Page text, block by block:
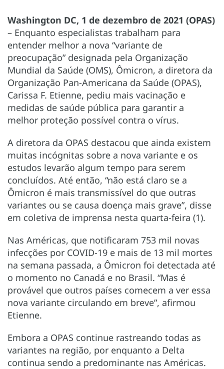
Washington DC, 1 de dezembro de 2021 (OPAS)
– Enquanto especialistas trabalham para
entender melhor a nova “variante de
preocupação” designada pela Organização
Mundial da Saúde (OMS), Ômicron, a diretora da
Organização Pan-Americana da Saúde (OPAS),
Carissa F. Etienne, pediu mais vacinação e
medidas de saúde pública para garantir a
melhor proteção possível contra o vírus.
A diretora da OPAS destacou que ainda existem
muitas incógnitas sobre a nova variante e os
estudos levarão algum tempo para serem
concluídos. Até então, “não está claro se a
Ômicron é mais transmissível do que outras
variantes ou se causa doença mais grave”, disse
em coletiva de imprensa nesta quarta-feira (1).
Nas Américas, que notificaram 753 mil novas
infecções por COVID-19 e mais de 13 mil mortes
na semana passada, a Ômicron foi detectada até
o momento no Canadá e no Brasil. “Mas é
provável que outros países comecem a ver essa
nova variante circulando em breve”, afirmou
Etienne.
Embora a OPAS continue rastreando todas as
variantes na região, por enquanto a Delta
continua sendo a predominante nas Américas.